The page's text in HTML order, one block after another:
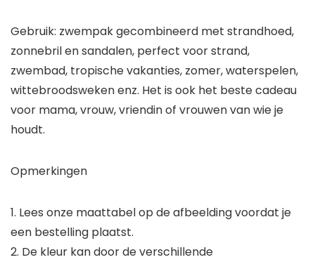
Gebruik: zwempak gecombineerd met strandhoed,
zonnebril en sandalen, perfect voor strand,
zwembad, tropische vakanties, zomer, waterspelen,
wittebroodsweken enz. Het is ook het beste cadeau
voor mama, vrouw, vriendin of vrouwen van wie je
houdt.
Opmerkingen
1. Lees onze maattabel op de afbeelding voordat je
een bestelling plaatst.
2. De kleur kan door de verschillende